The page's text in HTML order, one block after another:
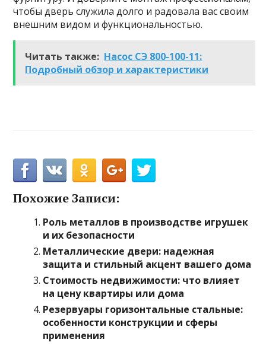
чтобы дверь служила долго и радовала вас своим
внешним видом и функциональностью.
Читать также: Насос СЭ 800-100-11:
Подробный обзор и характеристики
Похожие Записи:
Роль металлов в производстве игрушек
и их безопасности
Металлические двери: надежная
защита и стильный акцент вашего дома
Стоимость недвижимости: что влияет
на цену квартиры или дома
Резервуары горизонтальные стальные:
особенности конструкции и сферы
применения